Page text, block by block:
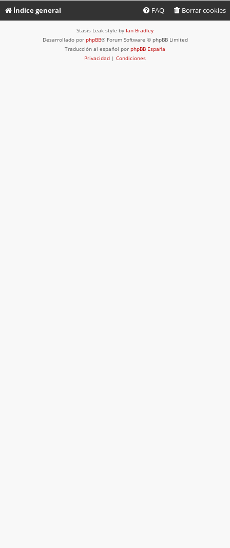
Índice general Borrar cookies
FAQ
Stasis Leak style by Ian Bradley
Desarrollado por phpBB® Forum Software © phpBB Limited
Traducción al español por phpBB España
Privacidad | Condiciones